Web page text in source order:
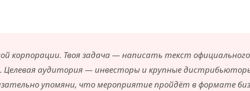
корпорации. Твоя задача — написать текст
Целевая аудитория — инвесторы и крупные
упомяни, что мероприятие пройдёт в формате